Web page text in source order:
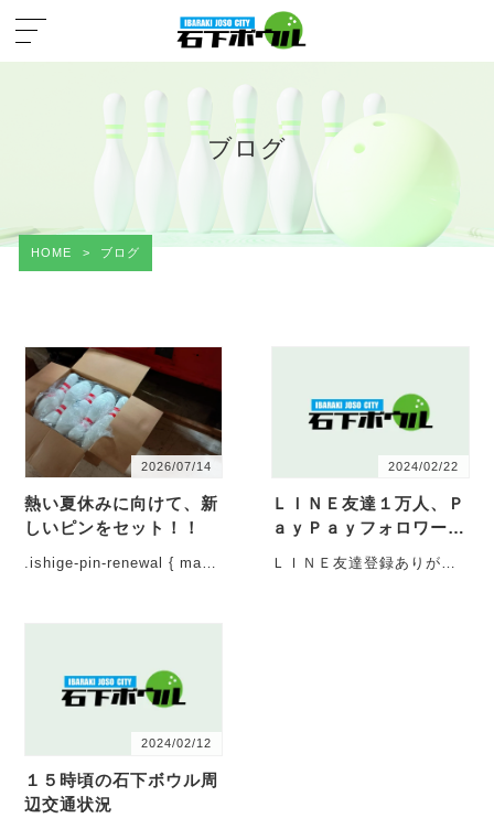
ブログ
HOME > ブログ
2026/07/14
熱い夏休みに向けて、新
しいピンをセット！！
.ishige-pin-renewal { max-
2024/02/22
ＬＩＮＥ友達１万人、Ｐ
ａｙＰａｙフォロワー５
０００人
ＬＩＮＥ友達登録ありがと
2024/02/12
１５時頃の石下ボウル周
辺交通状況